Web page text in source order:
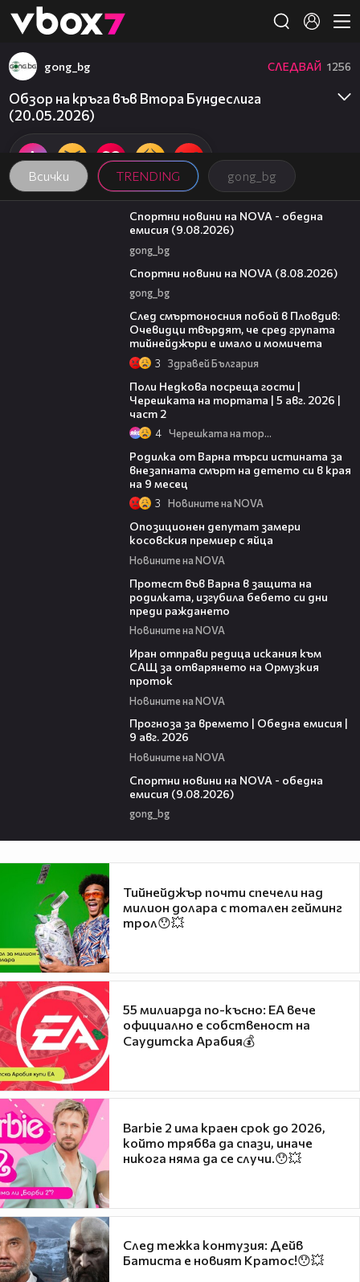
👾
Всички TRENDING gong_bg
gong_bg СЛЕДВАЙ 1256
Обзор на кръга във Втора Бундеслига
(20.05.2026)
04:25
Спортни новини на NOVA - обедна
емисия (9.08.2026)
gong_bg
Спортни новини на NOVA (8.08.2026)
gong_bg
След смъртоносния побой в Пловдив:
Очевидци твърдят, че сред групата
тийнейджъри е имало и момичета
3 Здравей България
Поли Недкова посреща гости |
Черешката на тортата | 5 авг. 2026 |
част 2
4 Черешката на тортата
Родилка от Варна търси истината за
внезапната смърт на детето си в края
на 9 месец
3 Новините на NOVA
Опозиционен депутат замери
косовския премиер с яйца
Новините на NOVA
Протест във Варна в защита на
родилката, изгубила бебето си дни
преди раждането
Новините на NOVA
Иран отправи редица искания към
САЩ за отварянето на Ормузкия
проток
Новините на NOVA
Прогноза за времето | Обедна емисия |
9 авг. 2026
Новините на NOVA
Спортни новини на NOVA - обедна
емисия (9.08.2026)
gong_bg
Тийнейджър почти спечели над
милион долара с тотален гейминг
трол😯💥
55 милиарда по-късно: EA вече
официално е собственост на
Саудитска Арабия💰
Barbie 2 има краен срок до 2026,
който трябва да спази, иначе
никога няма да се случи.😯💥
След тежка контузия: Дейв
Батиста е новият Кратос!😯💥